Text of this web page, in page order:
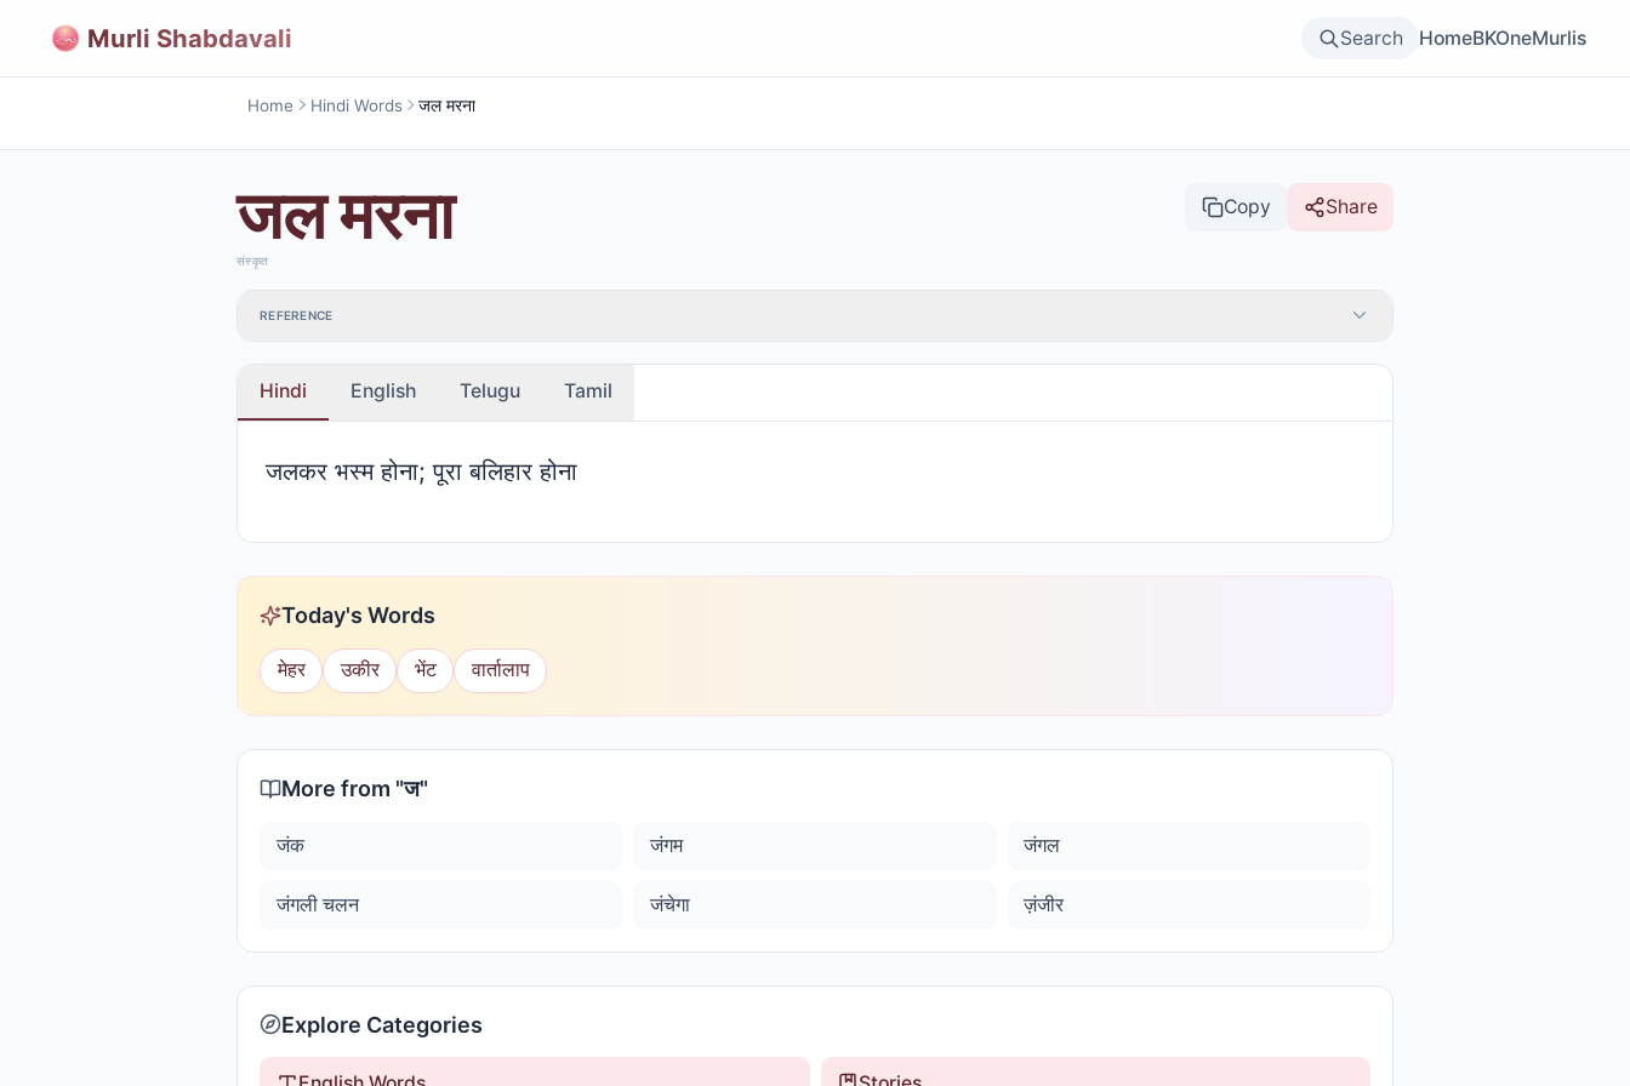
Murli Shabdavali Search HomeBKOneMurlis
Home Hindi Words जल मरना
जल मरना Copy Share
संस्कृत
REFERENCE
Hindi English Telugu Tamil
जलकर भस्म होना; पूरा बलिहार होना
Today's Words
मेहर उकीर भेंट वार्तालाप
More from "ज"
जंक जंगम जंगल
जंगली चलन जंचेगा ज़ंजीर
Explore Categories